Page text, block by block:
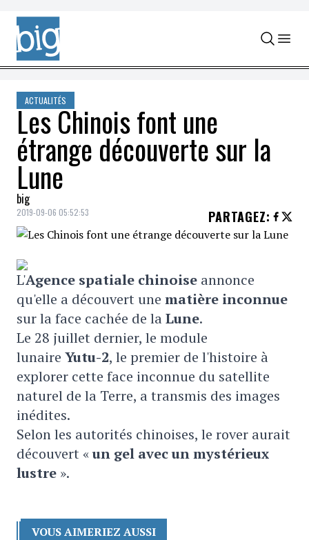
Skip to content
ACTUALITÉS
Les Chinois font une
étrange découverte sur la
Lune
big
2019-09-06 05:52:53 PARTAGEZ:
L'Agence spatiale chinoise annonce
qu'elle a découvert une matière inconnue
sur la face cachée de laLune.
Le 28 juillet dernier, le module
lunaire Yutu-2, le premier de l'histoire à
explorer cette face inconnue du satellite
naturel de la Terre, a transmis des images
inédites.
Selon les autorités chinoises, le rover aurait
découvert «un gel avec un mystérieux
lustre ».
VOUS AIMERIEZ AUSSI